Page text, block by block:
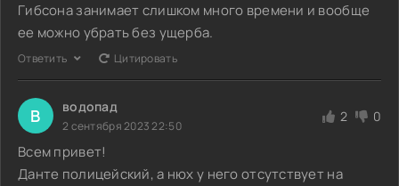
Гибсона занимает слишком много времени и вообще
ее можно убрать без ущерба.
Ответить Цитировать
В водопад
2 сентября 2023 22:50
2 0
Всем привет!
Данте полицейский, а нюх у него отсутствует на